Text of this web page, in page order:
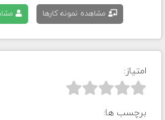
مشاهده نمونه کارها
امتیاز:



برچسب ها: